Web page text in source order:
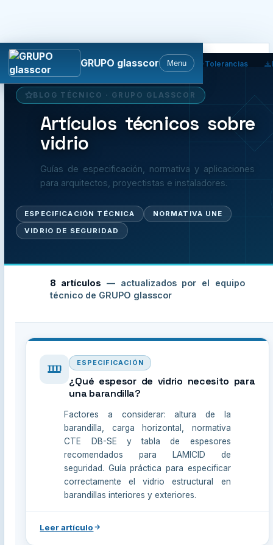
GRUPO glasscor Menu
Normativa Política Tolerancias
BLOG TÉCNICO · GRUPO GLASSCOR
Artículos técnicos sobre
vidrio
Guías de especificación, normativa y aplicaciones
para arquitectos, proyectistas e instaladores.
ESPECIFICACIÓN TÉCNICA
NORMATIVA UNE
VIDRIO DE SEGURIDAD
8 artículos — actualizados por el equipo
técnico de GRUPO glasscor
ESPECIFICACIÓN
¿Qué espesor de vidrio necesito para
una barandilla?
Factores a considerar: altura de la
barandilla, carga horizontal, normativa
CTE DB-SE y tabla de espesores
recomendados para LAMICID de
seguridad. Guía práctica para especificar
correctamente el vidrio estructural en
barandillas interiores y exteriores.
Leer artículo